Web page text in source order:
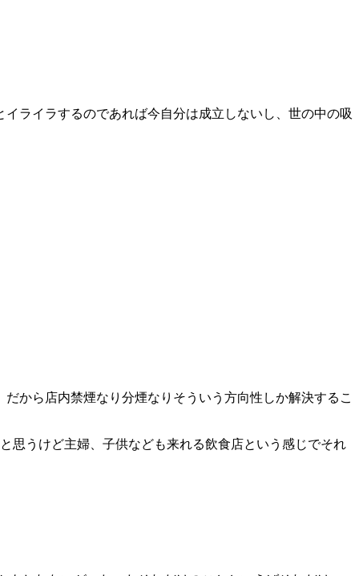
ライラするのであれば今自分は成立しないし、世の中の吸
から店内禁煙なり分煙なりそういう方向性しか解決するこ
思うけど主婦、子供なども来れる飲食店という感じでそれ